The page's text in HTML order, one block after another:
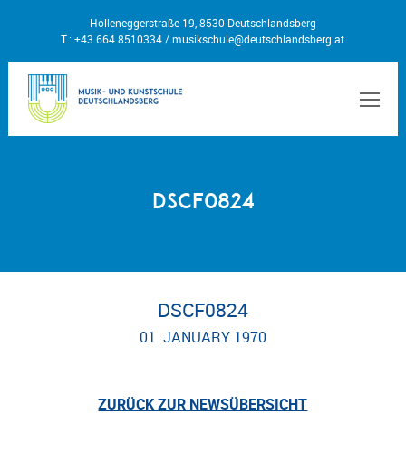
Holleneggerstraße 19, 8530 Deutschlandsberg
T.: +43 664 8510334 /musikschule@deutschlandsberg.at
DSCF0824
DSCF0824
01. JANUARY 1970
ZURÜCK ZUR NEWSÜBERSICHT